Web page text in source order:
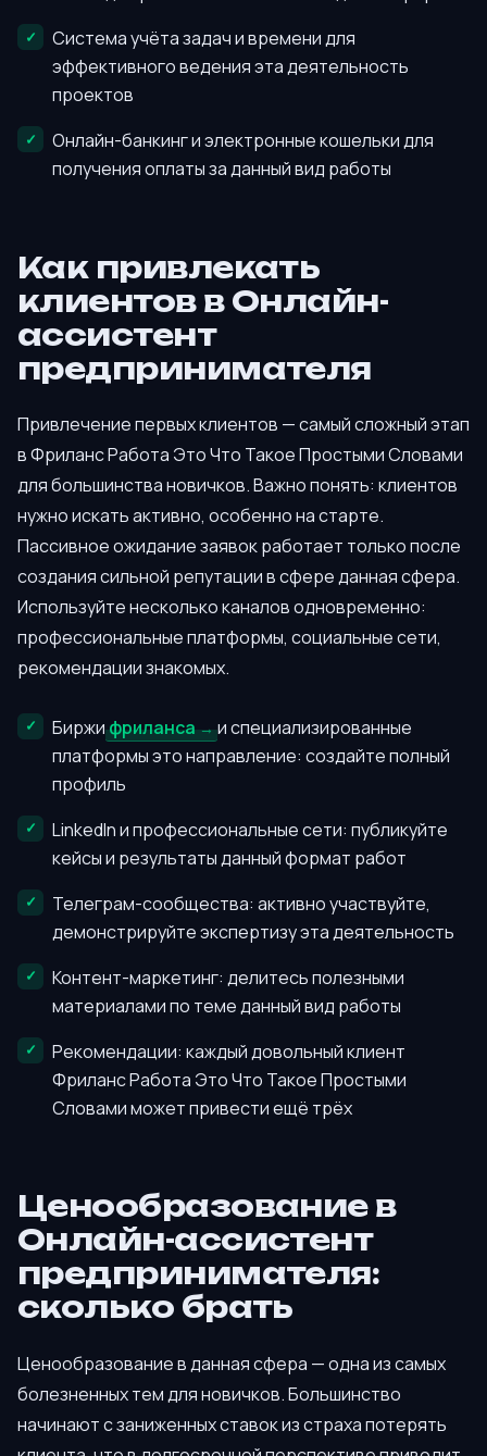
Система учёта задач и времени для
эффективного ведения эта деятельность
проектов
Онлайн-банкинг и электронные кошельки для
получения оплаты за данный вид работы
Как привлекать
клиентов в Онлайн-
ассистент
предпринимателя
Привлечение первых клиентов — самый сложный этап
в Фриланс Работа Это Что Такое Простыми Словами
для большинства новичков. Важно понять: клиентов
нужно искать активно, особенно на старте.
Пассивное ожидание заявок работает только после
создания сильной репутации в сфере данная сфера.
Используйте несколько каналов одновременно:
профессиональные платформы, социальные сети,
рекомендации знакомых.
Биржифриланса
и специализированные
платформы это направление: создайте полный
профиль
LinkedIn и профессиональные сети: публикуйте
кейсы и результаты данный формат работ
Телеграм-сообщества: активно участвуйте,
демонстрируйте экспертизу эта деятельность
Контент-маркетинг: делитесь полезными
материалами по теме данный вид работы
Рекомендации: каждый довольный клиент
Фриланс Работа Это Что Такое Простыми
Словами может привести ещё трёх
Ценообразование в
Онлайн-ассистент
предпринимателя:
сколько брать
Ценообразование в данная сфера — одна из самых
болезненных тем для новичков. Большинство
начинают с заниженных ставок из страха потерять